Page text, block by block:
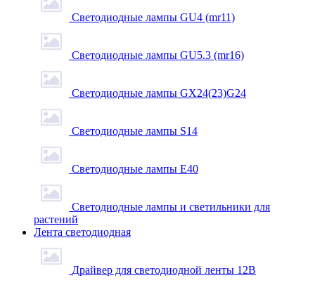
Светодиодные лампы GU4 (mr11)
Светодиодные лампы GU5.3 (mr16)
Светодиодные лампы GX24(23)G24
Светодиодные лампы S14
Светодиодные лампы Е40
Светодиодные лампы и светильники для
растений
Лента светодиодная
Драйвер для светодиодной ленты 12В